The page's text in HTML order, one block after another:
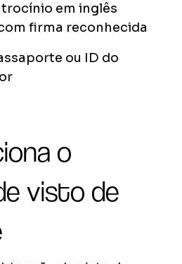
em inglês
firma reconhecida
ou ID do
o
visto de